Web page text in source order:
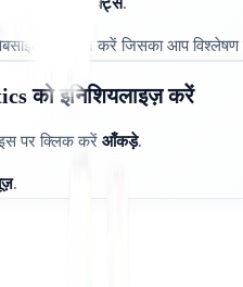
करें प्रोजेक्ट्स.
का चयन करें जिसका आप विश्लेषण
को इनिशियलाइज़ करें
पर क्लिक करें आँकड़े.
.